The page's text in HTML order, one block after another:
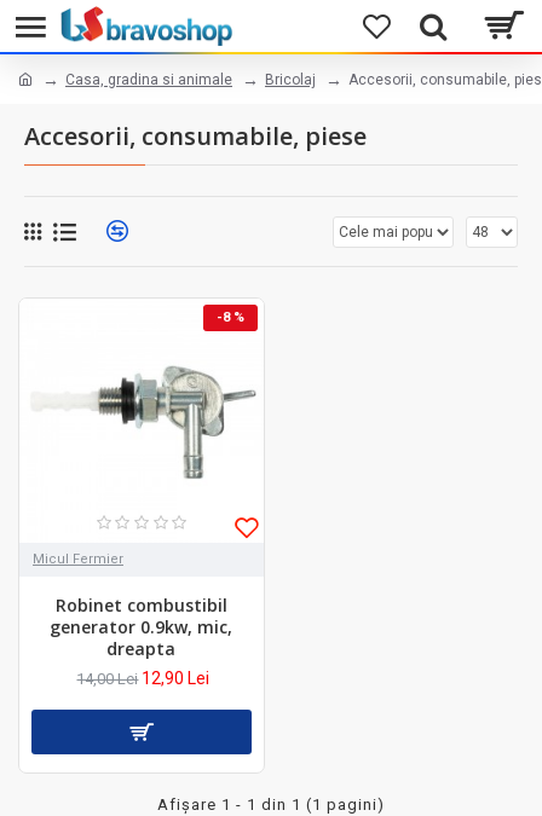
Casa, gradina si animale Bricolaj Accesorii, consumabile,
Accesorii, consumabile, piese
-8 %
Micul Fermier
Robinet combustibil
generator 0.9kw, mic,
dreapta
14,00 Lei 12,90 Lei
Afişare 1 - 1 din 1 (1 pagini)